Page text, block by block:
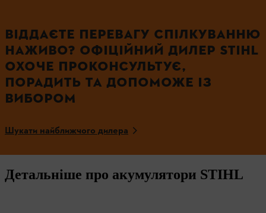
ВІДДАЄТЕ ПЕРЕВАГУ СПІЛКУВАННЮ
НАЖИВО? ОФІЦІЙНИЙ ДИЛЕР STIHL
ОХОЧЕ ПРОКОНСУЛЬТУЄ,
ПОРАДИТЬ ТА ДОПОМОЖЕ ІЗ
ВИБОРОМ
Шукати найближчого дилера
Детальніше про акумулятори STIHL